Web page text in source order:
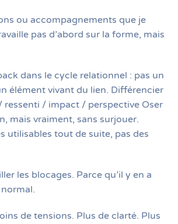
ou accompagnements que je
pas d’abord sur la forme, mais
dans le cycle relationnel : pas un
élément vivant du lien. Différencier
ressenti / impact / perspective Oser
mais vraiment, sans surjouer.
utilisables tout de suite, pas des
les blocages. Parce qu’il y en a
de tensions. Plus de clarté. Plus